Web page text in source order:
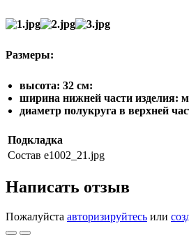
Размеры:
высота: 32 см:
ширина нижней части изделия:
диаметр полукруга в верхней
Подкладка
Состав e1002_21.jpg
Написать отзыв
Пожалуйста авторизируйтесь или